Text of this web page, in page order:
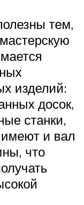
тем,
изделий:
досок,
станки,
и вал
что